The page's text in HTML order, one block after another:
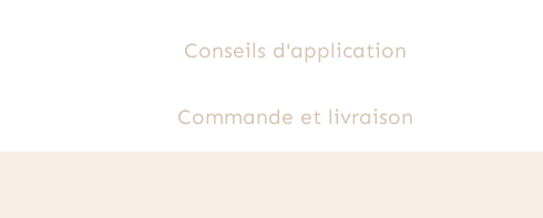
Conseils d'application
Commande et livraison